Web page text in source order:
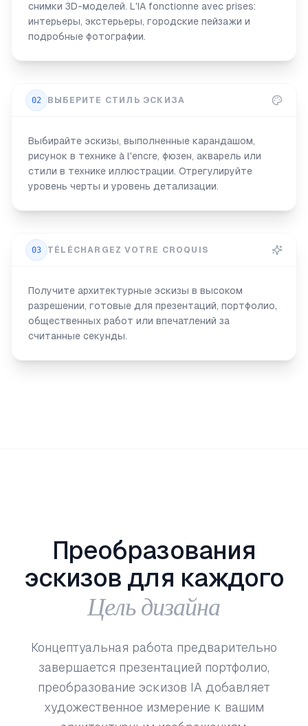
снимки 3D-моделей. L'IA fonctionne avec prises:
интерьеры, экстерьеры, городские пейзажи и
подробные фотографии.
02 ВЫБЕРИТЕ СТИЛЬ ЭСКИЗА
Выбирайте эскизы, выполненные карандашом,
рисунок в технике à l'encre, фюзен, акварель или
стили в технике иллюстрации. Отрегулируйте
уровень черты и уровень детализации.
03 TÉLÉCHARGEZ VOTRE CROQUIS
Получите архитектурные эскизы в высоком
разрешении, готовые для презентаций, портфолио,
общественных работ или впечатлений за
считанные секунды.
Преобразования
эскизов для каждого
Цель дизайна
Концептуальная работа предварительно
завершается презентацией портфолио,
преобразование эскизов IA добавляет
художественное измерение к вашим